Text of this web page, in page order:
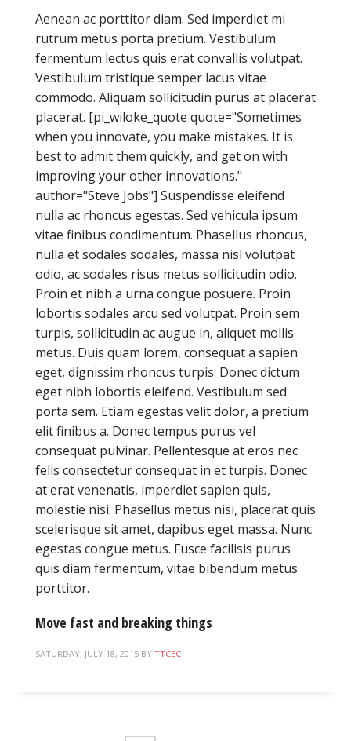
Aenean ac porttitor diam. Sed imperdiet mi
rutrum metus porta pretium. Vestibulum
fermentum lectus quis erat convallis volutpat.
Vestibulum tristique semper lacus vitae
commodo. Aliquam sollicitudin purus at placerat
placerat. [pi_wiloke_quote quote="Sometimes
when you innovate, you make mistakes. It is
best to admit them quickly, and get on with
improving your other innovations."
author="Steve Jobs"] Suspendisse eleifend
nulla ac rhoncus egestas. Sed vehicula ipsum
vitae finibus condimentum. Phasellus rhoncus,
nulla et sodales sodales, massa nisl volutpat
odio, ac sodales risus metus sollicitudin odio.
Proin et nibh a urna congue posuere. Proin
lobortis sodales arcu sed volutpat. Proin sem
turpis, sollicitudin ac augue in, aliquet mollis
metus. Duis quam lorem, consequat a sapien
eget, dignissim rhoncus turpis. Donec dictum
eget nibh lobortis eleifend. Vestibulum sed
porta sem. Etiam egestas velit dolor, a pretium
elit finibus a. Donec tempus purus vel
consequat pulvinar. Pellentesque at eros nec
felis consectetur consequat in et turpis. Donec
at erat venenatis, imperdiet sapien quis,
molestie nisi. Phasellus metus nisi, placerat quis
scelerisque sit amet, dapibus eget massa. Nunc
egestas congue metus. Fusce facilisis purus
quis diam fermentum, vitae bibendum metus
porttitor.
Move fast and breaking things
SATURDAY, JULY 18, 2015 BY TTCEC